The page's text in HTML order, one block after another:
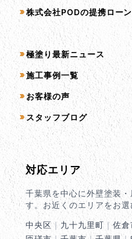
株式会社PODの提携ロー
コンテンツ一覧
極塗り最新ニュース
施工事例一覧
お客様の声
スタッフブログ
対応エリア
千葉県を中心に外壁塗装
す。お近くのエリアをお選
中央区 ｜ 九十九里町 ｜佐倉